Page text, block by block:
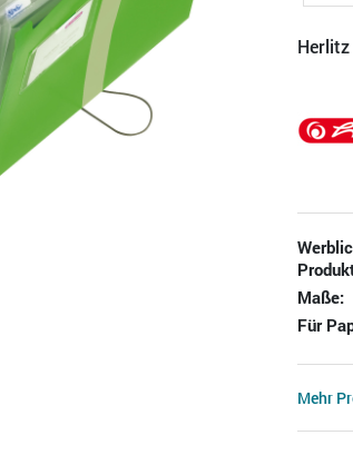
Maße:
Für
Mehr